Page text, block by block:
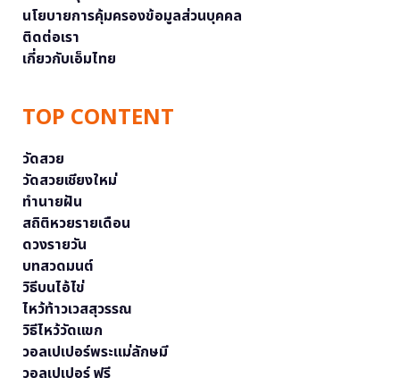
นโยบายการคุ้มครองข้อมูลส่วนบุคคล
ติดต่อเรา
เกี่ยวกับเอ็มไทย
TOP CONTENT
วัดสวย
วัดสวยเชียงใหม่
ทำนายฝัน
สถิติหวยรายเดือน
ดวงรายวัน
บทสวดมนต์
วิธีบนไอ้ไข่
ไหว้ท้าวเวสสุวรรณ
วิธีไหว้วัดแขก
วอลเปเปอร์พระแม่ลักษมี
วอลเปเปอร์ ฟรี